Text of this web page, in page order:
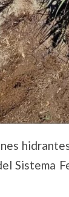
Sistema